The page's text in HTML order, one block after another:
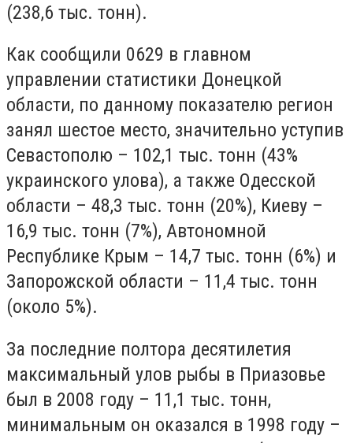
(238,6 тыс. тонн).
Как сообщили 0629 в главном
управлении статистики Донецкой
области, по данному показателю регион
занял шестое место, значительно уступив
Севастополю – 102,1 тыс. тонн (43%
украинского улова), а также Одесской
области – 48,3 тыс. тонн (20%), Киеву –
16,9 тыс. тонн (7%), Автономной
Республике Крым – 14,7 тыс. тонн (6%) и
Запорожской области – 11,4 тыс. тонн
(около 5%).
За последние полтора десятилетия
максимальный улов рыбы в Приазовье
был в 2008 году – 11,1 тыс. тонн,
минимальным он оказался в 1998 году –